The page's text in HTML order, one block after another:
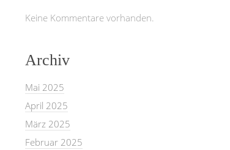
Keine Kommentare vorhanden.
Archiv
Mai 2025
April 2025
März 2025
Februar 2025